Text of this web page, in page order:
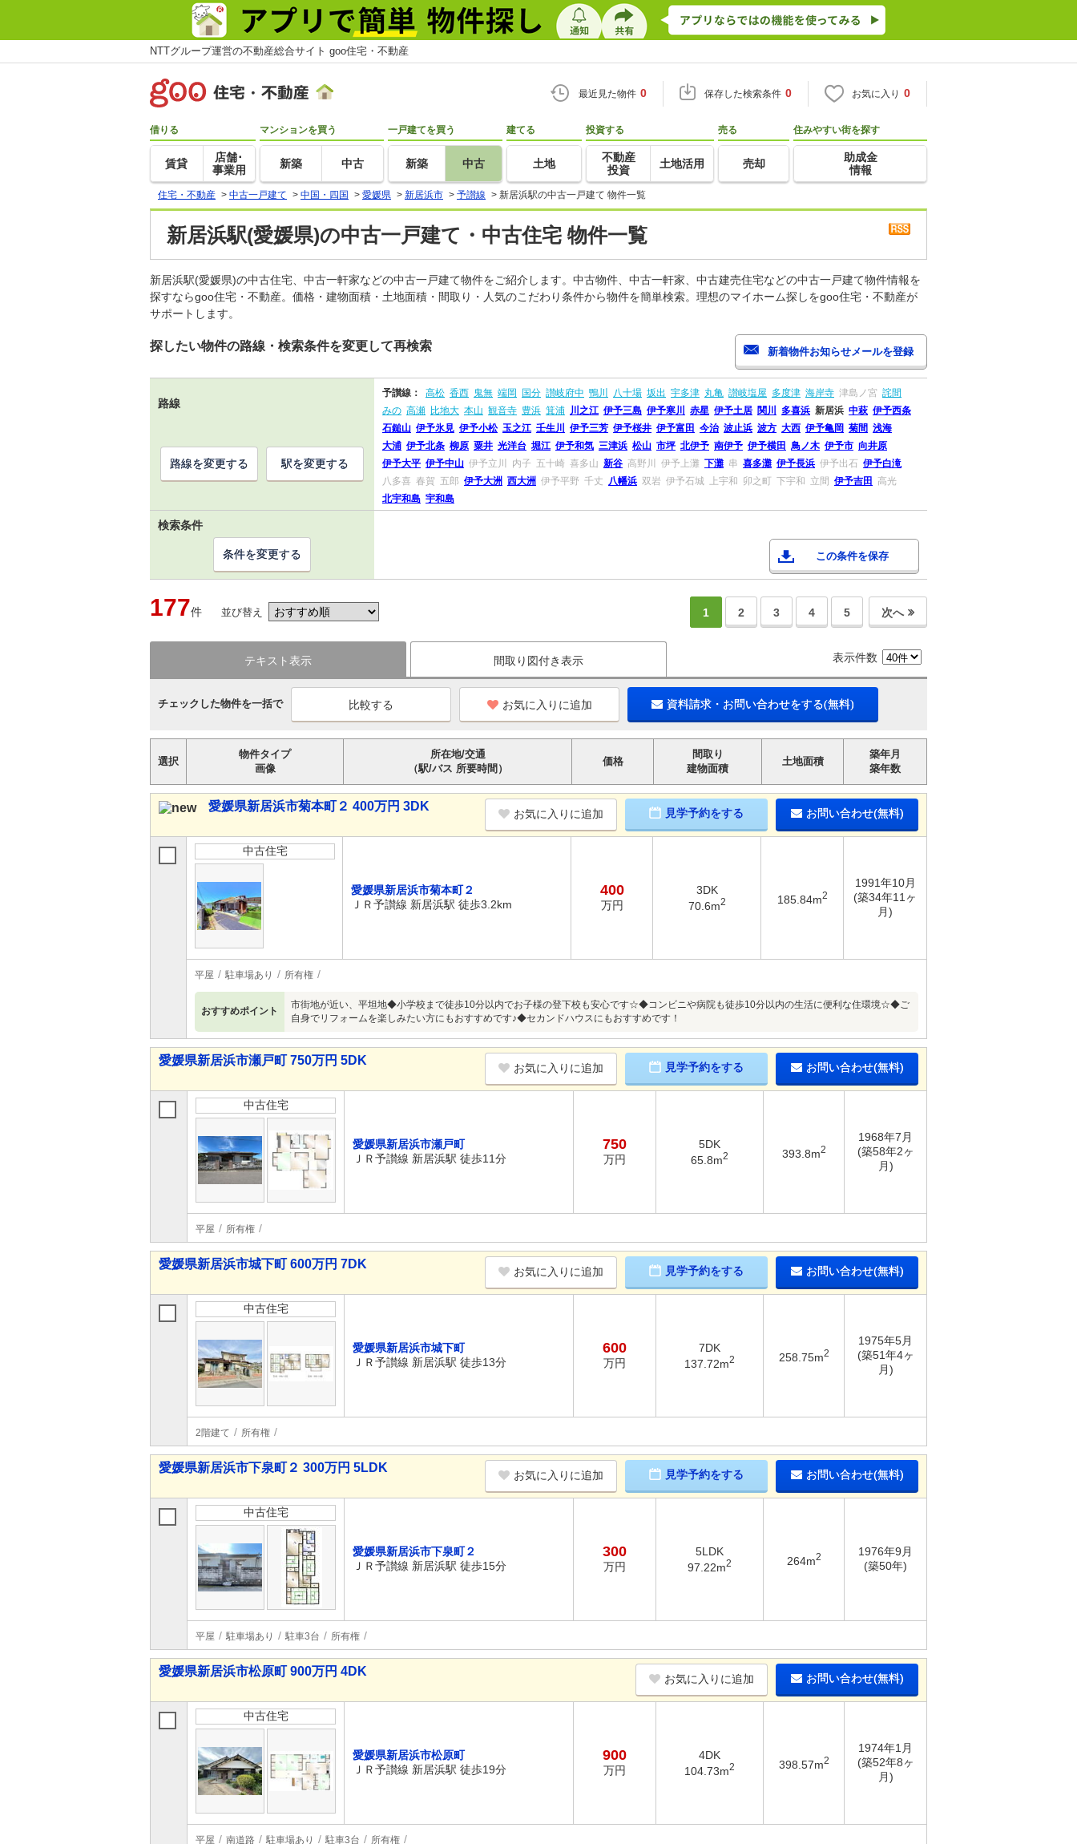
NTTグループ運営の不動産総合サイト goo住宅・不動産
最近見た物件 0 保存した検索条件 0 お気に入り 0
借りる
賃貸
店舗･
事業用
マンションを買う
新築 中古
一戸建てを買う
新築 中古
建てる
土地
投資する
不動産
投資
土地活用
売る
売却
住みやすい街を探す
助成金
情報
住宅・不動産 > 中古一戸建て > 中国・四国 > 愛媛県 > 新居浜市 > 予讃線 > 新居浜駅の中古一戸建て 物件一覧
新居浜駅(愛媛県)の中古一戸建て・中古住宅 物件一覧
新居浜駅(愛媛県)の中古住宅、中古一軒家などの中古一戸建て物件をご紹介します。中古物件、中古一軒家、中古建売住宅などの中古一戸建て物件情報を
探すならgoo住宅・不動産。価格・建物面積・土地面積・間取り・人気のこだわり条件から物件を簡単検索。理想のマイホーム探しをgoo住宅・不動産が
サポートします。
探したい物件の路線・検索条件を変更して再検索
路線
予讃線： 高松 香西 鬼無 端岡 国分 讃岐府中 鴨川 八十場 坂出 宇多津 丸亀 讃岐塩屋 多度津 海岸寺 津島ノ宮 詫間
みの 高瀬 比地大 本山 観音寺 豊浜 箕浦 川之江 伊予三島 伊予寒川 赤星 伊予土居 関川 多喜浜 新居浜 中萩 伊予西条
石鎚山 伊予氷見 伊予小松 玉之江 壬生川 伊予三芳 伊予桜井 伊予富田 今治 波止浜 波方 大西 伊予亀岡 菊間 浅海
大浦 伊予北条 柳原 粟井 光洋台 堀江 伊予和気 三津浜 松山 市坪 北伊予 南伊予 伊予横田 鳥ノ木 伊予市 向井原
伊予大平 伊予中山 伊予立川 内子 五十崎 喜多山 新谷 高野川 伊予上灘 下灘 串 喜多灘 伊予長浜 伊予出石 伊予白滝
八多喜 春賀 五郎 伊予大洲 西大洲 伊予平野 千丈 八幡浜 双岩 伊予石城 上宇和 卯之町 下宇和 立間 伊予吉田
高光
北宇和島 宇和島
路線を変更する 駅を変更する
検索条件
この条件を保存
条件を変更する
177件 並び替え 1 2 3 4 5 次へ
テキスト表示 間取り図付き表示 表示件数
チェックした物件を一括で お気に入りに追加 資料請求・お問い合わせをする(無料)
選択
物件タイプ
画像
所在地/交通
（駅/バス 所要時間）
価格
間取り
建物面積
土地面積
築年月
築年数
愛媛県新居浜市菊本町２ 400万円 3DK
お気に入りに追加 見学予約をする お問い合わせ(無料)
中古住宅
愛媛県新居浜市菊本町２
ＪＲ予讃線 新居浜駅 徒歩3.2km
400
万円
3DK
70.6m2 185.84m2
1991年10月
(築34年11ヶ
月)
平屋 駐車場あり 所有権
おすすめポイント
市街地が近い、平坦地◆小学校まで徒歩10分以内でお子様の登下校も安心です☆◆コンビニや病院も徒歩10分以内の生活に便利な住環境☆◆ご
自身でリフォームを楽しみたい方にもおすすめです♪◆セカンドハウスにもおすすめです！
愛媛県新居浜市瀬戸町 750万円 5DK
お気に入りに追加 見学予約をする お問い合わせ(無料)
中古住宅
愛媛県新居浜市瀬戸町
ＪＲ予讃線 新居浜駅 徒歩11分
750
万円
5DK
65.8m2 393.8m2
1968年7月
(築58年2ヶ
月)
平屋 所有権
愛媛県新居浜市城下町 600万円 7DK
お気に入りに追加 見学予約をする お問い合わせ(無料)
中古住宅
愛媛県新居浜市城下町
ＪＲ予讃線 新居浜駅 徒歩13分
600
万円
7DK
137.72m2 258.75m2
1975年5月
(築51年4ヶ
月)
2階建て 所有権
愛媛県新居浜市下泉町２ 300万円 5LDK
お気に入りに追加 見学予約をする お問い合わせ(無料)
中古住宅
愛媛県新居浜市下泉町２
ＪＲ予讃線 新居浜駅 徒歩15分
300
万円
5LDK
97.22m2 264m2
1976年9月
(築50年)
平屋 駐車場あり 駐車3台 所有権
愛媛県新居浜市松原町 900万円 4DK
お気に入りに追加 お問い合わせ(無料)
中古住宅
愛媛県新居浜市松原町
ＪＲ予讃線 新居浜駅 徒歩19分
900
万円
4DK
104.73m2 398.57m2
1974年1月
(築52年8ヶ
月)
平屋 南道路 駐車場あり 駐車3台 所有権